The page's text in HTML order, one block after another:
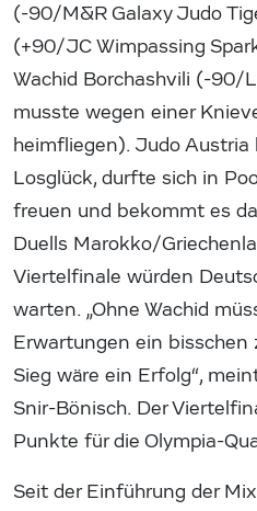
(-90/M&R Galaxy Judo
(+90/JC Wimpassing
Wachid Borchashvili (-90/
musste wegen einer
heimfliegen). Judo Austria
Losglück, durfte sich in
freuen und bekommt es
Duells Marokko/
Viertelfinale würden
warten. „Ohne Wachid
Erwartungen ein bisschen
Sieg wäre ein Erfolg“,
Snir-Bönisch. Der
Punkte für die Olympia-
Seit der Einführung der